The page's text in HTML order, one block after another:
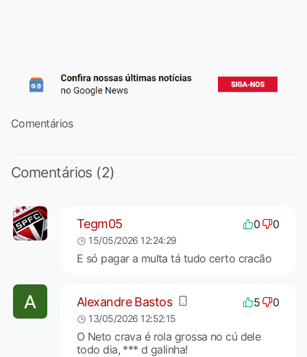
Comentários
Comentários (2)
Tegm05 0 0
15/05/2026 12:24:29
E só pagar a multa tá tudo certo cracão
Alexandre Bastos 5 0
13/05/2026 12:52:15
O Neto crava é rola grossa no cú dele
todo dia, *** d galinha!